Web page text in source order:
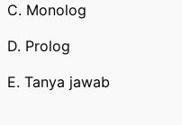
C. Monolog
D. Prolog
E. Tanya jawab